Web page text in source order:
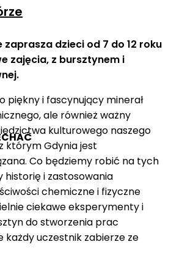
zaprasza dzieci od 7 do 12 roku
zajęcia, z bursztynem i
piękny i fascynujący minerał
ale również ważny
kulturowego naszego
którym Gdynia jest
Co będziemy robić na tych
historię i zastosowania
chemiczne i fizyczne
ciekawe eksperymenty i
do stworzenia prac
uczestnik zabierze ze